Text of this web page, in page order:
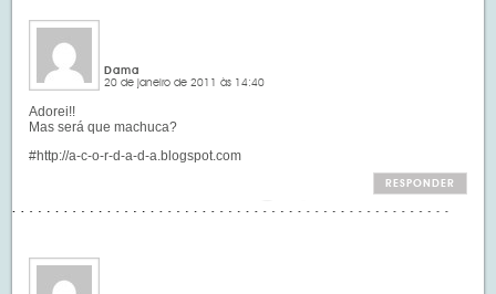
Dama
20 de janeiro de 2011 às 14:40
Adorei!!
Mas será que machuca?
#http://a-c-o-r-d-a-d-a.blogspot.com
RESPONDER